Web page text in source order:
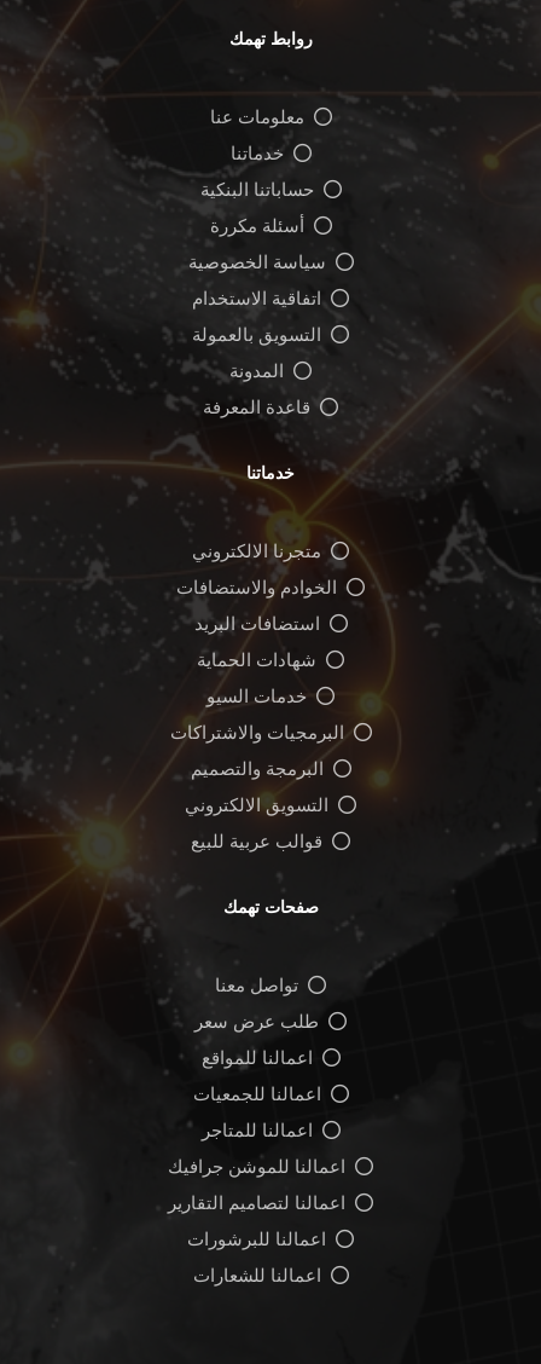
روابط تهمك
معلومات عنا
خدماتنا
حساباتنا البنكية
أسئلة مكررة
سياسة الخصوصية
اتفاقية الاستخدام
التسويق بالعمولة
المدونة
قاعدة المعرفة
خدماتنا
متجرنا الالكتروني
الخوادم والاستضافات
استضافات البريد
شهادات الحماية
خدمات السيو
البرمجيات والاشتراكات
البرمجة والتصميم
التسويق الالكتروني
قوالب عربية للبيع
صفحات تهمك
تواصل معنا
طلب عرض سعر
اعمالنا للمواقع
اعمالنا للجمعيات
اعمالنا للمتاجر
اعمالنا للموشن جرافيك
اعمالنا لتصاميم التقارير
اعمالنا للبرشورات
اعمالنا للشعارات